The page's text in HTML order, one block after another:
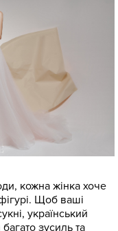
кожна жінка хоче
Щоб ваші
український
зусиль та